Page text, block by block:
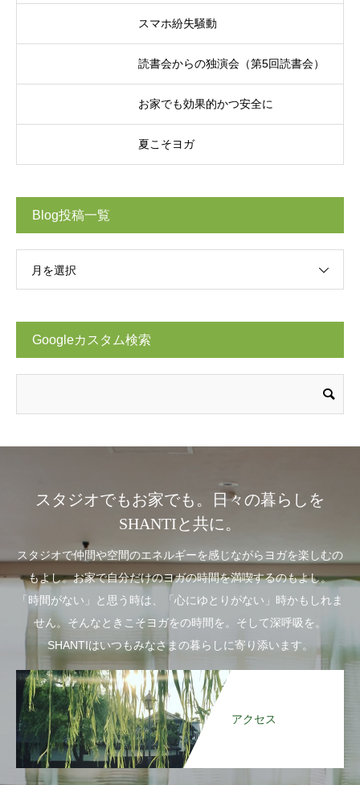
スマホ紛失騒動
読書会からの独演会（第5回読書会）
お家でも効果的かつ安全に
夏こそヨガ
Blog投稿一覧
月を選択
Googleカスタム検索
スタジオでもお家でも。日々の暮らしを
SHANTIと共に。
スタジオで仲間や空間のエネルギーを感じながらヨガを楽しむの
もよし。お家で自分だけのヨガの時間を満喫するのもよし。
「時間がない」と思う時は、「心にゆとりがない」時かもしれま
せん。そんなときこそヨガをの時間を。そして深呼吸を。
SHANTIはいつもみなさまの暮らしに寄り添います。
アクセス